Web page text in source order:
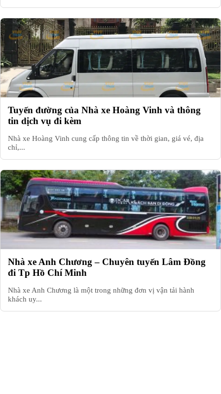
Tuyến đường của Nhà xe Hoàng Vinh và thông
tin dịch vụ đi kèm
Nhà xe Hoàng Vinh cung cấp thông tin về thời gian, giá vé, địa
chỉ,...
Nhà xe Anh Chương – Chuyên tuyến Lâm Đồng
đi Tp Hồ Chí Minh
Nhà xe Anh Chương là một trong những đơn vị vận tải hành
khách uy...